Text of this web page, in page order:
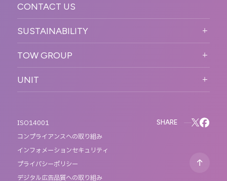
ORGANIZATION CHART
HISTORY
CONTACT US
SUSTAINABILITY
サステナビリティ
TOW GROUP
MOTTO
BLUES MOBILE
UNIT
ISO14001
コンプライアンスへの取り組み
インフォメーションセキュリティ
プライバシーポリシー
デジタル広告品質への取り組み
SHARE